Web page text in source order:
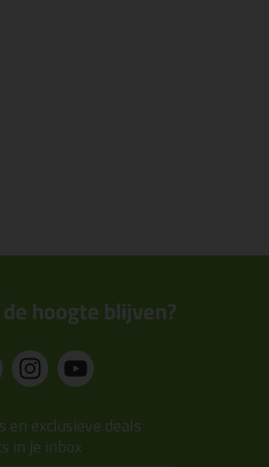
hoogte blijven?
en exclusieve deals
in je inbox